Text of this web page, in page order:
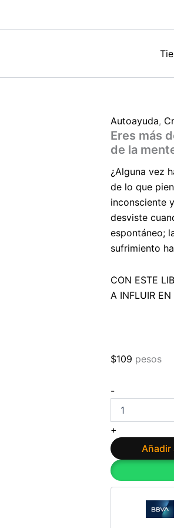
Autoayuda,
Eres más
de la
¿Alguna vez
de lo que
inconsciente
desviste
espontáneo;
sufrimiento
CON ESTE
A INFLUIR
$109 pesos
-
más
de
lo
que
piensas:
Los
inconscientes
+
Añadir
secretos
Nágera
cantidad